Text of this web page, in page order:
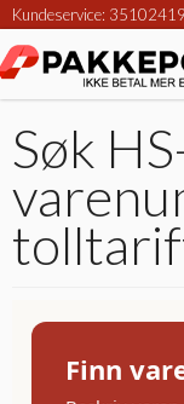
Kundeservice:
Søk